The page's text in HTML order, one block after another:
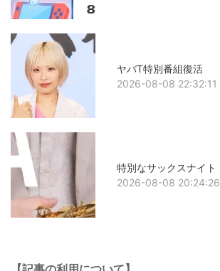
ヤバT特別番組復活
2026-08-08 22:32:11
特別なサックスナイト
2026-08-08 20:24:26